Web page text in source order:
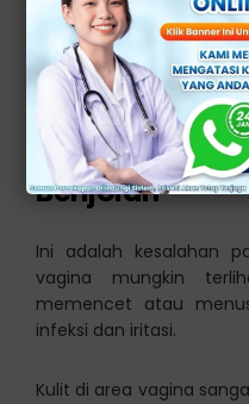
Berikut adalah
sering terjadi ketika
putih di area intimnya:
1. Memencet
Benjolan
Ini adalah kesalahan
vagina mungkin
memencet atau
infeksi dan iritasi.
Kulit di area vagina